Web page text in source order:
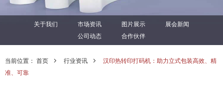
关于我们 市场资讯 图片展示
展会新闻
公司动态
合作伙伴
当前位置： 首页 行业资讯
汉印热转印打码机：助力立式包装高效、精
准、可靠